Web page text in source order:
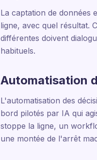
La captation de données
ligne, avec quel résultat.
différentes doivent
habituels.
Automatisation
L'automatisation des
bord pilotés par IA qui
stoppe la ligne, un
une montée de l'arrêt